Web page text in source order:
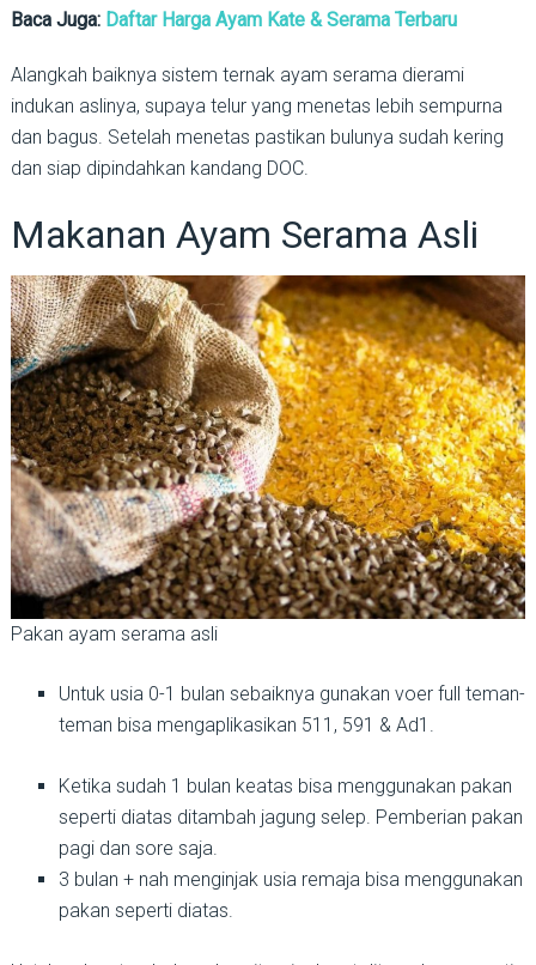
Baca Juga: Daftar Harga Ayam Kate & Serama Terbaru
Alangkah baiknya sistem ternak ayam serama dierami
indukan aslinya, supaya telur yang menetas lebih sempurna
dan bagus. Setelah menetas pastikan bulunya sudah kering
dan siap dipindahkan kandang DOC.
Makanan Ayam Serama Asli
Pakan ayam serama asli
Untuk usia 0-1 bulan sebaiknya gunakan voer full teman-
teman bisa mengaplikasikan 511, 591 & Ad1.
Ketika sudah 1 bulan keatas bisa menggunakan pakan
seperti diatas ditambah jagung selep. Pemberian pakan
pagi dan sore saja.
3 bulan + nah menginjak usia remaja bisa menggunakan
pakan seperti diatas.